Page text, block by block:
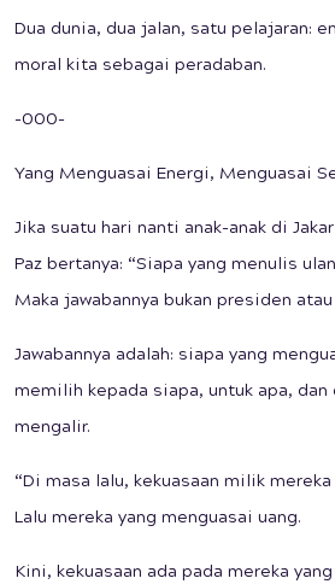
Dua dunia, dua jalan, satu pelajaran:
moral kita sebagai peradaban.
-000-
Yang Menguasai Energi, Menguasai
Jika suatu hari nanti anak-anak di
Paz bertanya: “Siapa yang menulis
Maka jawabannya bukan presiden
Jawabannya adalah: siapa yang
memilih kepada siapa, untuk apa, dan
mengalir.
“Di masa lalu, kekuasaan milik
Lalu mereka yang menguasai uang.
Kini, kekuasaan ada pada mereka